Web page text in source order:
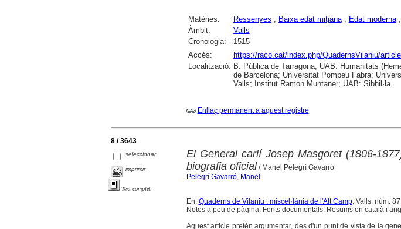
Matèries: Ressenyes ; Baixa edat mitjana; Edat moderna;
Àmbit:
Valls
Cronologia:
1515
Accés:
https://raco.cat/index.php/QuadernsVilaniu/
Localització: B. Pública de Tarragona; UAB: Humanitats
de Barcelona; Universitat Pompeu Fabra;
Valls; Institut Ramon Muntaner; UAB: Sibhil·la
Enllaç permanent a aquest registre
8 / 3643
seleccionar
imprimir
Text complet
El General carlí Josep Masgoret (1806-
biografia oficial/ Manel Pelegrí Gavarró
Pelegrí Gavarró, Manel
En: Quaderns de Vilaniu : miscel·lània de l'Alt Camp. Valls, núm.
Notes a peu de pàgina. Fonts documentals. Resums en català i
Aquest article pretén argumentar, des d'un punt de vista de la